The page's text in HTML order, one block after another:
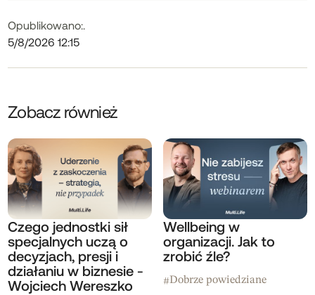
Opublikowano:
5/8/2026 12:15
.
Zobacz również
Czego jednostki sił
specjalnych uczą o
decyzjach, presji i
działaniu w biznesie -
Wojciech Wereszko
Wellbeing w
organizacji. Jak to
zrobić źle?
#Dobrze powiedziane